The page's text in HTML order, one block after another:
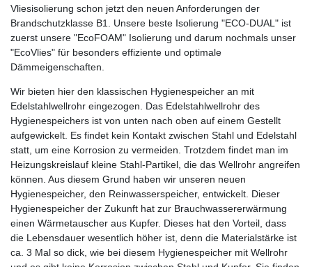
Vliesisolierung schon jetzt den neuen Anforderungen der
Brandschutzklasse B1. Unsere beste Isolierung "ECO-DUAL" ist
zuerst unsere "EcoFOAM" Isolierung und darum nochmals unser
"EcoVlies" für besonders effiziente und optimale
Dämmeigenschaften.
Wir bieten hier den klassischen Hygienespeicher an mit
Edelstahlwellrohr eingezogen. Das Edelstahlwellrohr des
Hygienespeichers ist von unten nach oben auf einem Gestellt
aufgewickelt. Es findet kein Kontakt zwischen Stahl und Edelstahl
statt, um eine Korrosion zu vermeiden. Trotzdem findet man im
Heizungskreislauf kleine Stahl-Partikel, die das Wellrohr angreifen
können. Aus diesem Grund haben wir unseren neuen
Hygienespeicher, den Reinwasserspeicher, entwickelt. Dieser
Hygienespeicher der Zukunft hat zur Brauchwassererwärmung
einen Wärmetauscher aus Kupfer. Dieses hat den Vorteil, dass
die Lebensdauer wesentlich höher ist, denn die Materialstärke ist
ca. 3 Mal so dick, wie bei diesem Hygienespeicher mit Wellrohr